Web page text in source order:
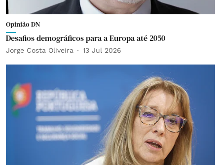
Opinião DN
Desafios demográficos para a Europa até 2050
Jorge Costa Oliveira 13 Jul 2026